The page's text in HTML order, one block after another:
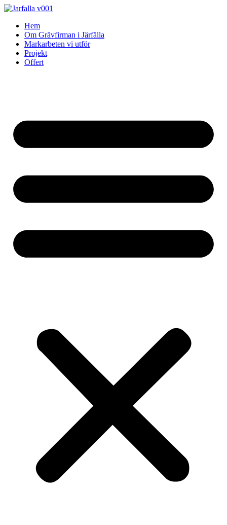
Skip
contentHem
Om Grävfirman i Järfälla
Markarbeten vi utför
Projekt
Offert